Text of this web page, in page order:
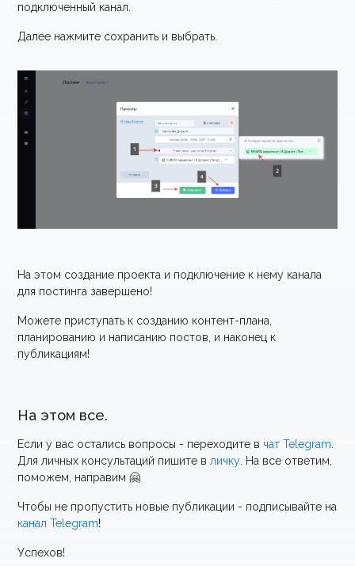
подключенный канал.
Далее нажмите сохранить и выбрать.
На этом создание проекта и подключение к нему канала
для постинга завершено!
Можете приступать к созданию контент-плана,
планированию и написанию постов, и наконец к
публикациям!
На этом все.
Если у вас остались вопросы - переходите в чат Telegram
Для личных консультаций пишите в личку . На все ответим,
поможем, направим 🤗
Чтобы не пропустить новые публикации - подписывайте на
канал Telegram!
Успехов!